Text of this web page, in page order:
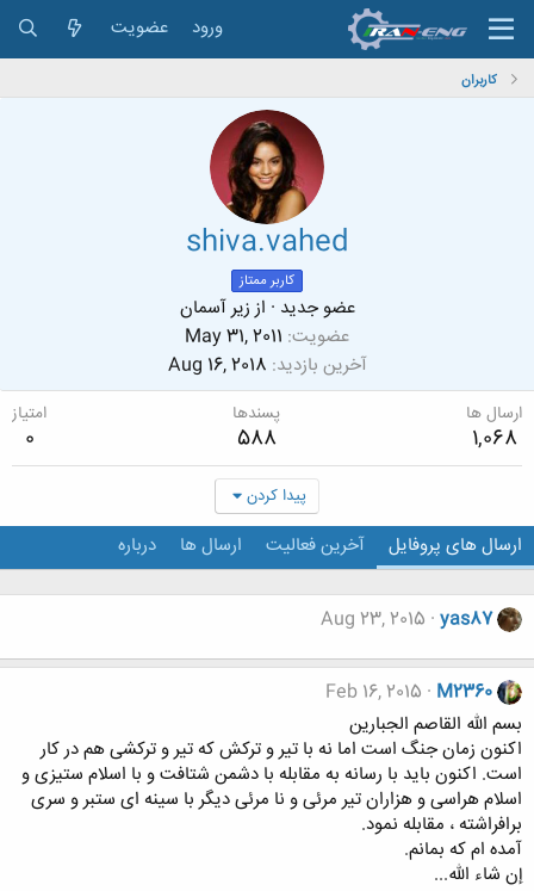
ورود عضویت
کاربران
shiva.vahed
کاربر ممتاز
عضو جدید · اززیر آسمان
عضویت May 31, 2011
آخرین بازدید Aug 16, 2018
ارسال ها
1,068
پسندها
588
امتیاز
0
پیدا کردن
ارسال های پروفایل آخرین فعالیت ارسال ها درباره
yas87
Aug 23, 2015
M2360
Feb 16, 2015
بسم الله القاصم الجبارین
اکنون زمان جنگ است اما نه با تیر و ترکش که تیر و ترکشی هم در کار
است. اکنون باید با رسانه به مقابله با دشمن شتافت و با اسلام ستیزی و
اسلام هراسی و هزاران تیر مرئی و نا مرئی دیگر با سینه ای ستبر و سری
برافراشته ، مقابله نمود.
آمده ام که بمانم.
إن شاء الله...